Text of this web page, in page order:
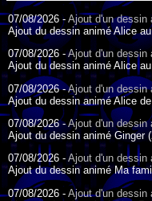
07/08/2026 - Ajout d'un dessin
Ajout du dessin animé Alice
07/08/2026 -Ajout d'un dessin
Ajout du dessin animé Alice
07/08/2026 -Ajout d'un dessin
Ajout du dessin animé Alice
07/08/2026 -Ajout d'un dessin
Ajout du dessin animé Ginger
07/08/2026 - Ajout d'un dessin
Ajout du dessin animé Ma
07/08/2026 - Ajout d'un dessin